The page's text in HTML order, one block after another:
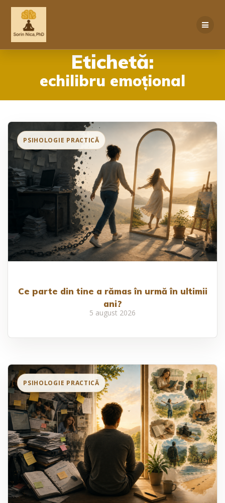
Etichetă:
echilibru emoțional
Ce parte din tine a rămas în urmă în ultimii
ani?
5 august 2026